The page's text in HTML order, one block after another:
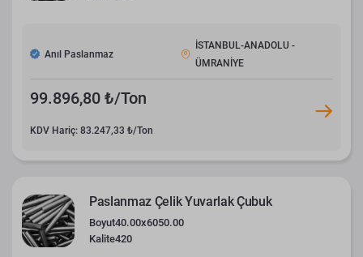
Anıl Paslanmaz
İSTANBUL-ANADOLU -
ÜMRANİYE
99.896,80 ₺/Ton
KDV Hariç: 83.247,33 ₺/Ton
Paslanmaz Çelik Yuvarlak Çubuk
Boyut40.00x6050.00
Kalite420